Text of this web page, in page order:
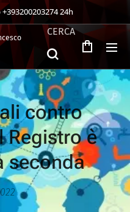
24h
CERCA
contro
Registro è
seconda